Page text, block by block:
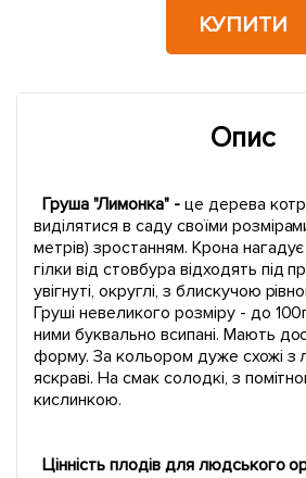
КУПИТИ
Опис
Груша "Лимонка" -це дерева
виділятися в саду своїми
метрів) зростанням. Крона
гілки від стовбура відходять під
увігнуті, округлі, з блискучою
Груші невеликого розміру - до
ними буквально всипані. Мають
форму. За кольором дуже схожі з
яскраві. На смак солодкі, з
кислинкою.
Цінність плодів для людського